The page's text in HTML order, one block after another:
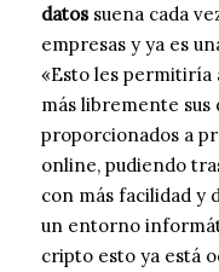
datossuena cada
empresas y ya es
«Esto les permitiría
más libremente sus
proporcionados a
online, pudiendo
con más facilidad y
un entorno
cripto esto ya está